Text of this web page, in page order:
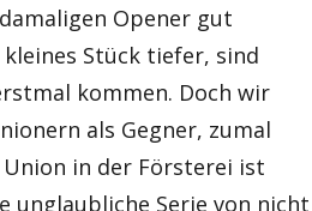
Opener gut
Stück tiefer, sind
kommen. Doch wir
als Gegner, zumal
in der Försterei ist
unglaubliche Serie von nicht